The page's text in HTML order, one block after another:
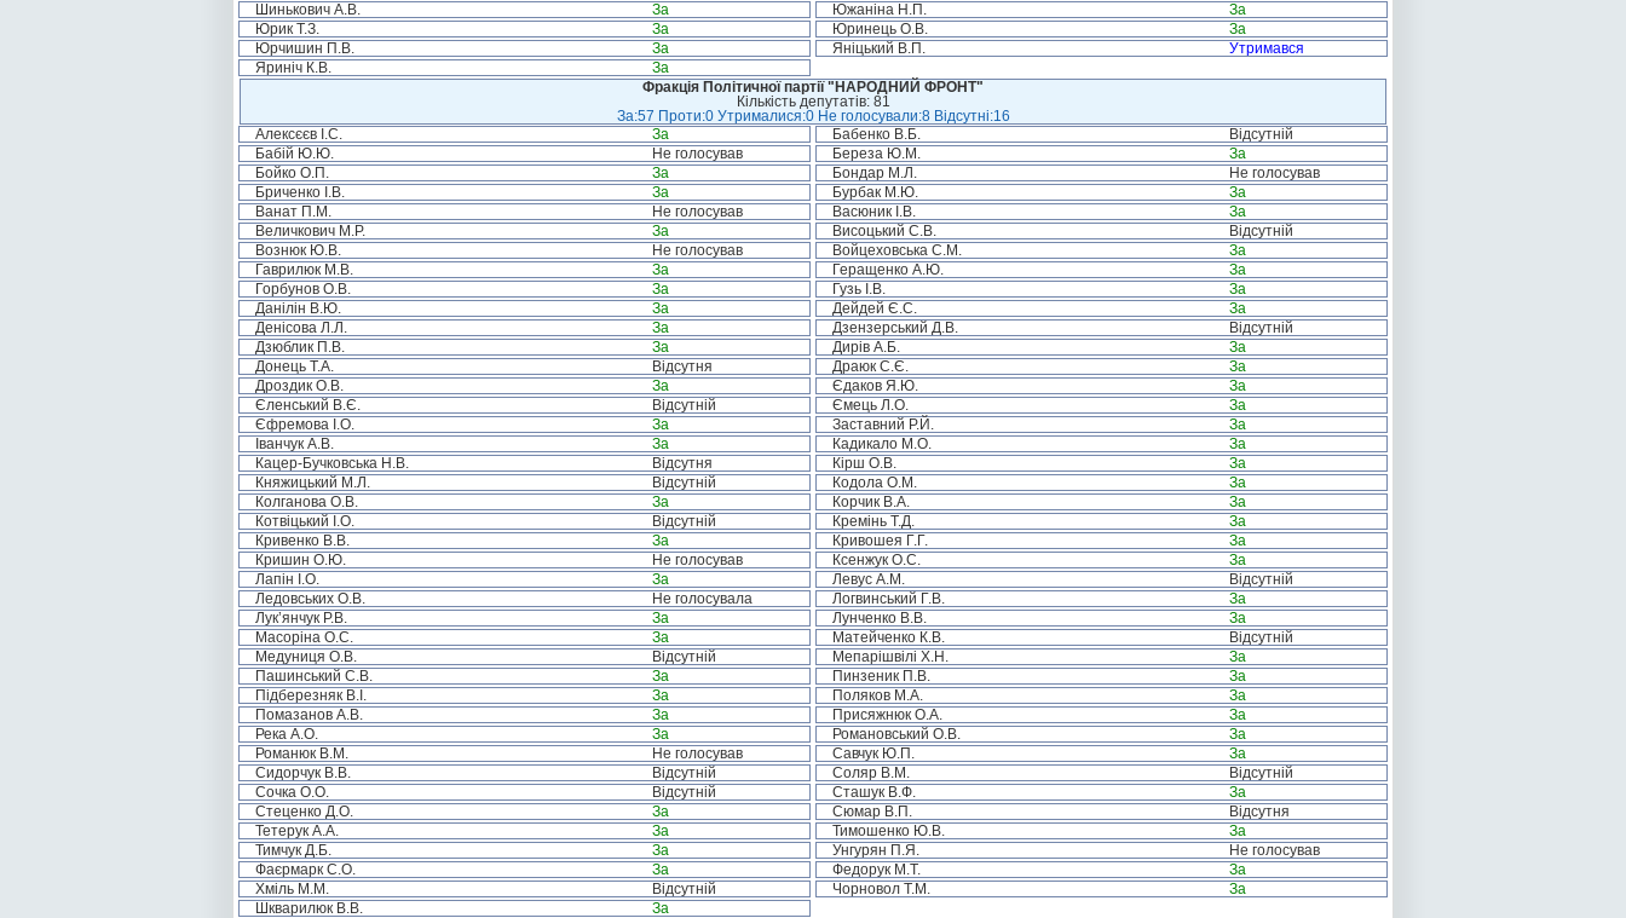
Шинькович А.В.
За Южаніна Н.П.
За
Юрик Т.З.
За Юринець О.В.
За
Юрчишин П.В.
За Яніцький В.П.
Утримався
Яриніч К.В.
За
Фракція Політичної партії "НАРОДНИЙ ФРОНТ"
Кількість депутатів: 81
За:57 Проти:0 Утрималися:0 Не голосували:8 Відсутні:16
Алексєєв І.С.
За Бабенко В.Б.
Відсутній
Бабій Ю.Ю.
Не голосував Береза Ю.М.
За
Бойко О.П.
За Бондар М.Л.
Не голосував
Бриченко І.В.
За Бурбак М.Ю.
За
Ванат П.М.
Не голосував Васюник І.В.
За
Величкович М.Р.
За Висоцький С.В.
Відсутній
Вознюк Ю.В.
Не голосував Войцеховська С.М.
За
Гаврилюк М.В.
За Геращенко А.Ю.
За
Горбунов О.В.
За Гузь І.В.
За
Данілін В.Ю.
За Дейдей Є.С.
За
Денісова Л.Л.
За Дзензерський Д.В.
Відсутній
Дзюблик П.В.
За Дирів А.Б.
За
Донець Т.А.
Відсутня Драюк С.Є.
За
Дроздик О.В.
За Єдаков Я.Ю.
За
Єленський В.Є.
Відсутній Ємець Л.О.
За
Єфремова І.О.
За Заставний Р.Й.
За
Іванчук А.В.
За Кадикало М.О.
За
Кацер-Бучковська Н.В.
Відсутня Кірш О.В.
За
Княжицький М.Л.
Відсутній Кодола О.М.
За
Колганова О.В.
За Корчик В.А.
За
Котвіцький І.О.
Відсутній Кремінь Т.Д.
За
Кривенко В.В.
За Кривошея Г.Г.
За
Кришин О.Ю.
Не голосував Ксенжук О.С.
За
Лапін І.О.
За Левус А.М.
Відсутній
Ледовських О.В.
Не голосувала Логвинський Г.В.
За
Лук’янчук Р.В.
За Лунченко В.В.
За
Масоріна О.С.
За Матейченко К.В.
Відсутній
Медуниця О.В.
Відсутній Мепарішвілі Х.Н.
За
Пашинський С.В.
За Пинзеник П.В.
За
Підберезняк В.І.
За Поляков М.А.
За
Помазанов А.В.
За Присяжнюк О.А.
За
Река А.О.
За Романовський О.В.
За
Романюк В.М.
Не голосував Савчук Ю.П.
За
Сидорчук В.В.
Відсутній Соляр В.М.
Відсутній
Сочка О.О.
Відсутній Сташук В.Ф.
За
Стеценко Д.О.
За Сюмар В.П.
Відсутня
Тетерук А.А.
За Тимошенко Ю.В.
За
Тимчук Д.Б.
За Унгурян П.Я.
Не голосував
Фаєрмарк С.О.
За Федорук М.Т.
За
Хміль М.М.
Відсутній Чорновол Т.М.
За
Шкварилюк В.В.
За